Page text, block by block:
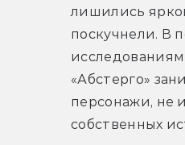
лишились
поскучнели. В
«Абстерго»
персонажи, не
собственных